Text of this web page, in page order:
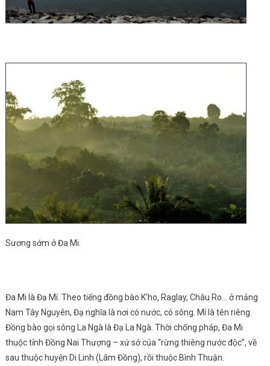
Sương sớm ở Đa Mi.
Đa Mi là Đạ Mí. Theo tiếng đồng bào K’ho, Raglay, Châu Ro… ở mảng
Nam Tây Nguyên, Đạ nghĩa là nơi có nước, có sông. Mí là tên riêng.
Đồng bào gọi sông La Ngà là Đạ La Ngà. Thời chống pháp, Đa Mi
thuộc tỉnh Đồng Nai Thượng – xứ sở của “rừng thiêng nước độc”, về
sau thuộc huyện Di Linh (Lâm Đồng), rồi thuộc Bình Thuận.